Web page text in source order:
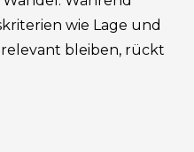
wie Lage und
bleiben, rückt